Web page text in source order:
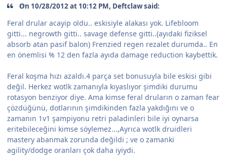
On 10/28/2012 at 10:12 PM, Deftclaw said:
Feral drular acayip oldu.. eskisiyle alakası yok. Lifebloom
gitti... negrowth gitti.. savage defense gitti..(ayıdaki fiziksel
absorb atan pasif balon) Frenzied regen rezalet durumda.. En
en önemlisi % 12 den fazla ayıda damage reduction kaybettik.
Feral koşma hızı azaldı.4 parça set bonusuyla bile eskisi gibi
değil. Herkez wotlk zamanıyla kıyaslıyor şimdiki durumu
rotasyon benziyor diye. Ama kimse feral druların o zaman fear
çözdüğünü, dotlarının şimdikinden fazla yakdığını ve o
zamanın 1v1 şampiyonu retri paladinleri bile iyi oynarsa
eritebileceğini kimse söylemez...,Ayrıca wotlk druidleri
mastery abanmak zorunda değildi ; ve o zamanki
agility/dodge oranları çok daha iyiydi.